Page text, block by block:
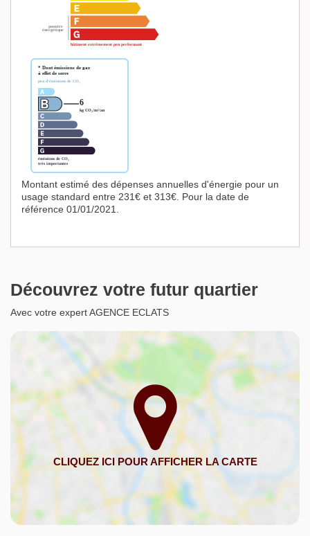
Montant estimé des dépenses annuelles d'énergie pour un
usage standard entre 231€ et 313€. Pour la date de
référence 01/01/2021.
Découvrez votre futur quartier
Avec votre expert AGENCE ECLATS